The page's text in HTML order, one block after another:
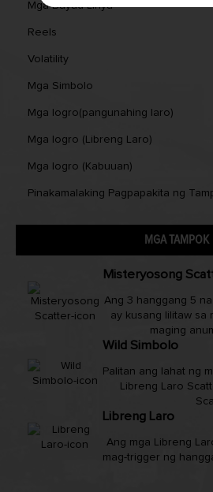
Mga Bayad-Linya
Reels
Volatility
Mga Simbolo
Mga logro(pangunahing laro)
Mga logro (Libreng Laro)
Mga logro (Kabuuan)
Pinakamalaking Pagpapakita ng
MGA TAMPOK
Misteryosong
Ang 3 hanggang 5
ay kusang lilitaw sa
maging
Wild Simbolo
Palitan ang lahat ng
Libreng Laro
Libreng Laro
Ang mga Libreng
mag-trigger ng